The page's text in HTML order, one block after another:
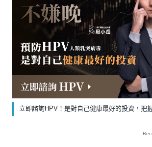
立即諮詢HPV！是對自己健康最好的投資，把